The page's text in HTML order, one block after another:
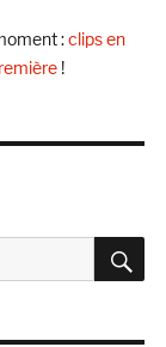
:clips en
!